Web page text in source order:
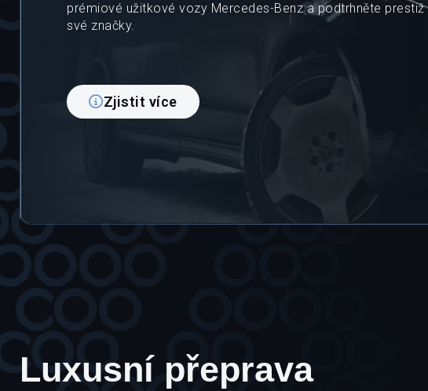
prémiové užitkové vozy Mercedes-Benz a podtrhněte prestiž
své značky.
Zjistit více
Luxusní přeprava